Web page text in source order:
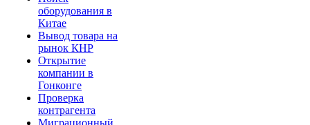
оборудования в
Китае
Вывод товара на
рынок КНР
Открытие
компании в
Гонконге
Проверка
контрагента
Миграционный